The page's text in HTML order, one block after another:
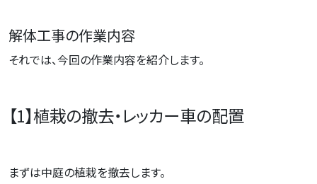
解体工事の作業内容
それでは、今回の作業内容を紹介します。
【1】植栽の撤去・レッカー車の配置
まずは中庭の植栽を撤去します。